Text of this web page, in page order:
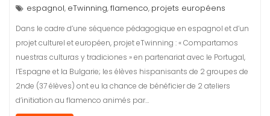
espagnol, eTwinning,flamenco, projets européens
Dans le cadre d’une séquence pédagogique en espagnol et d’un
projet culturel et européen, projet eTwinning : « Compartamos
nuestras culturas y tradiciones » en partenariat avec le Portugal,
l’Espagne et la Bulgarie; les élèves hispanisants de 2 groupes de
2nde (37 élèves) ont eu la chance de bénéficier de 2 ateliers
d’initiation au flamenco animés par…